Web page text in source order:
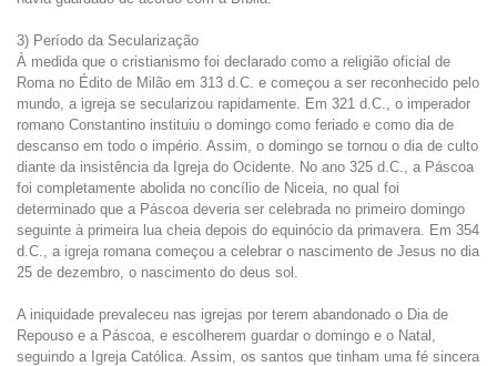
3) Período da Secularização
À medida que o cristianismo foi declarado como a religião oficial de
Roma no Édito de Milão em 313 d.C. e começou a ser reconhecido pelo
mundo, a igreja se secularizou rapidamente. Em 321 d.C., o imperador
romano Constantino instituiu o domingo como feriado e como dia de
descanso em todo o império. Assim, o domingo se tornou o dia de culto
diante da insistência da Igreja do Ocidente. No ano 325 d.C., a Páscoa
foi completamente abolida no concílio de Niceia, no qual foi
determinado que a Páscoa deveria ser celebrada no primeiro domingo
seguinte à primeira lua cheia depois do equinócio da primavera. Em 354
d.C., a igreja romana começou a celebrar o nascimento de Jesus no dia
25 de dezembro, o nascimento do deus sol.
A iniquidade prevaleceu nas igrejas por terem abandonado o Dia de
Repouso e a Páscoa, e escolherem guardar o domingo e o Natal,
seguindo a Igreja Católica. Assim, os santos que tinham uma fé sincera